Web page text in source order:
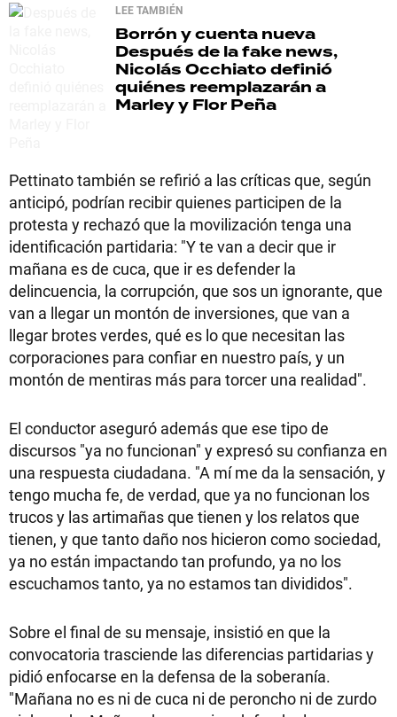
LEE TAMBIÉN
Borrón y cuenta nueva
Después de la fake news,
Nicolás Occhiato definió
quiénes reemplazarán a
Marley y Flor Peña
Pettinato también se refirió a las críticas que, según
anticipó, podrían recibir quienes participen de la
protesta y rechazó que la movilización tenga una
identificación partidaria: "Y te van a decir que ir
mañana es de cuca, que ir es defender la
delincuencia, la corrupción, que sos un ignorante, que
van a llegar un montón de inversiones, que van a
llegar brotes verdes, qué es lo que necesitan las
corporaciones para confiar en nuestro país, y un
montón de mentiras más para torcer una realidad".
El conductor aseguró además que ese tipo de
discursos "ya no funcionan" y expresó su confianza en
una respuesta ciudadana. "A mí me da la sensación, y
tengo mucha fe, de verdad, que ya no funcionan los
trucos y las artimañas que tienen y los relatos que
tienen, y que tanto daño nos hicieron como sociedad,
ya no están impactando tan profundo, ya no los
escuchamos tanto, ya no estamos tan divididos".
Sobre el final de su mensaje, insistió en que la
convocatoria trasciende las diferencias partidarias y
pidió enfocarse en la defensa de la soberanía.
"Mañana no es ni de cuca ni de peroncho ni de zurdo